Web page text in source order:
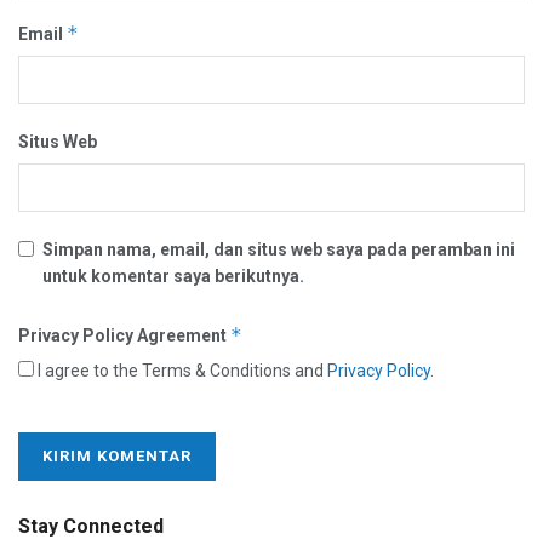
Email *
Situs Web
Simpan nama, email, dan situs web saya pada peramban ini
untuk komentar saya berikutnya.
Privacy Policy Agreement *
I agree to the Terms & Conditions and Privacy Policy.
Stay Connected